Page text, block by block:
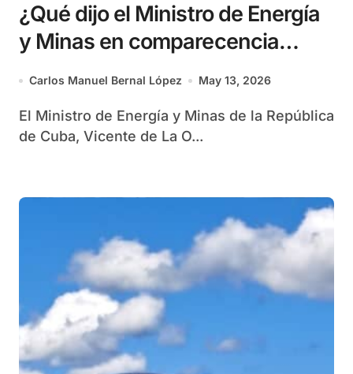
¿Qué dijo el Ministro de Energía
y Minas en comparecencia
especial?
Carlos Manuel Bernal López May 13, 2026
El Ministro de Energía y Minas de la República
de Cuba, Vicente de La O...